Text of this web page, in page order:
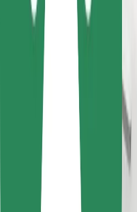
Постачальникам
Файли ку́кі
Безпека
Замовляй поїздку